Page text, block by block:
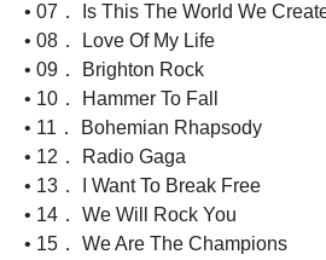
• 07． Is This The World We
• 08． Love Of My Life
• 09． Brighton Rock
• 10． Hammer To Fall
• 11． Bohemian Rhapsody
• 12． Radio Gaga
• 13． I Want To Break Free
• 14． We Will Rock You
• 15． We Are The Champions